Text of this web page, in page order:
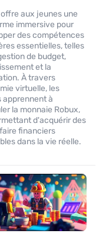
aux jeunes une
immersive pour
des compétences
essentielles, telles
de budget,
et la
À travers
virtuelle, les
apprennent à
la monnaie Robux,
d'acquérir des
financiers
dans la vie réelle.